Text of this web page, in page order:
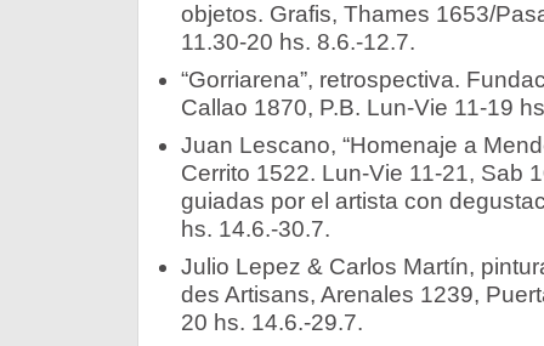
objetos. Grafis, Thames 1653/
11.30-20 hs. 8.6.-12.7.
“Gorriarena”, retrospectiva.
Callao 1870, P.B. Lun-Vie 11-19
Juan Lescano, “Homenaje a
Cerrito 1522. Lun-Vie 11-21, Sab
guiadas por el artista con
hs. 14.6.-30.7.
Julio Lepez & Carlos Martín,
des Artisans, Arenales 1239,
20 hs. 14.6.-29.7.